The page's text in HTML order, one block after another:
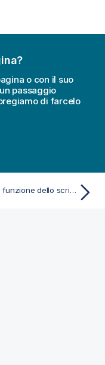
o con il suo
passaggio
di farcelo
ARGB - funzione dello script e del grafico